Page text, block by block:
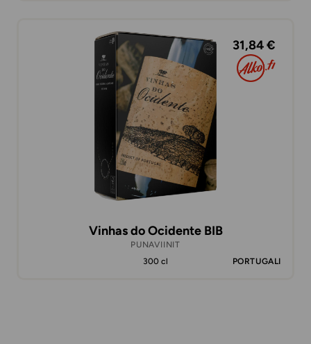
31,84 €
Vinhas do Ocidente BIB
PUNAVIINIT
300 cl
PORTUGALI